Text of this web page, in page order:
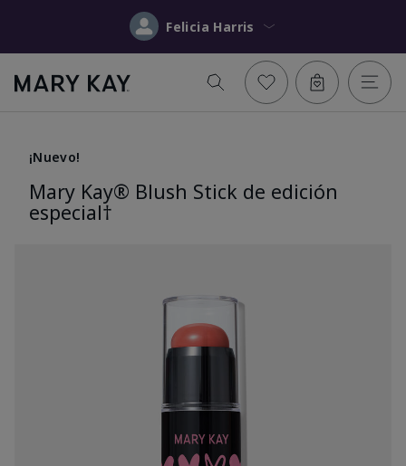
Felicia Harris
¡Nuevo!
Mary Kay® Blush Stick de edición
especial†